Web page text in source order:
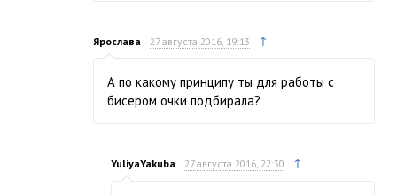
Ярослава 27 августа 2016, 19:13 ↑
А по какому принципу ты для работы с
бисером очки подбирала?
YuliyaYakuba 27 августа 2016, 22:30 ↑